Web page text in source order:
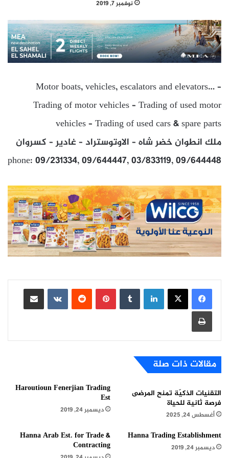
نوفمبر 7, 2019
Motor boats, vehicles, escalators and elevators… –
Trading of motor vehicles – Trading of used motor
vehicles – Trading of used cars & spare parts
ملك انطوان خضر شاه – الاوتوستراد – غادير – كسروان
phone: 09/231334, 09/644447, 03/833119, 09/644448
لينكدإن بينتيريست
مشاركة عبر البريد
طباعة
مقالات ذات صلة
التقنيات الذكيّة تمنح المرضى
فرصة ثانية للحياة
أغسطس 24, 2025
Haroutioun Fenerjian Trading
Est
ديسمبر 24, 2019
Hanna Trading Establishment
ديسمبر 24, 2019
Hanna Arab Est. for Trade &
Contracting